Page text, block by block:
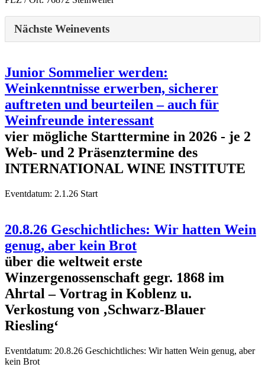
Nächste Weinevents
Junior Sommelier werden:
Weinkenntnisse erwerben, sicherer
auftreten und beurteilen – auch für
Weinfreunde interessant
vier mögliche Starttermine in 2026 - je 2
Web- und 2 Präsenztermine des
INTERNATIONAL WINE INSTITUTE
Eventdatum: 2.1.26 Start
20.8.26 Geschichtliches: Wir hatten Wein
genug, aber kein Brot
über die weltweit erste
Winzergenossenschaft gegr. 1868 im
Ahrtal – Vortrag in Koblenz u.
Verkostung von ‚Schwarz-Blauer
Riesling‘
Eventdatum: 20.8.26 Geschichtliches: Wir hatten Wein genug, aber
kein Brot